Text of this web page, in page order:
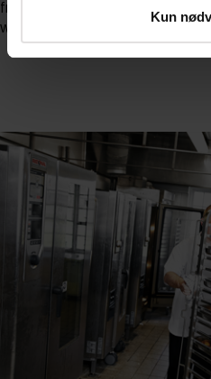
Kun
fra NATO-styrkerne og
weekenden, og madpakken til